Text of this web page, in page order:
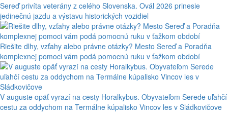
Sereď privíta veterány z celého Slovenska. Ovál 2026 prinesie
jedinečnú jazdu a výstavu historických vozidiel
Riešite dlhy, vzťahy alebo právne otázky? Mesto Sereď a Poradňa
komplexnej pomoci vám podá pomocnú ruku v ťažkom období
V auguste opäť vyrazí na cesty Horalkybus. Obyvateľom Serede uľahčí
cestu za oddychom na Termálne kúpalisko Vincov les v Sládkovičove